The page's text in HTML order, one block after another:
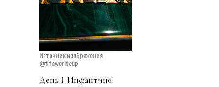
Источник изображения
@fifaworldcup
День 1. Инфантино